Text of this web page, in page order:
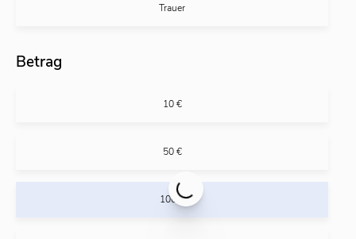
Trauer
Betrag
10 €
50 €
100 €